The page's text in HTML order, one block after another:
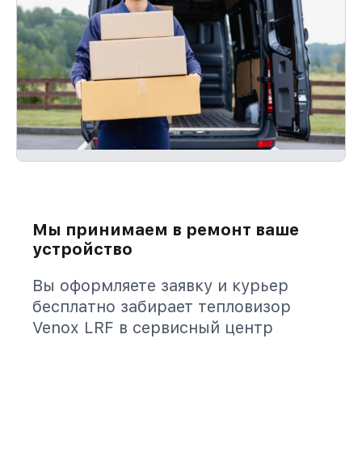
Мы принимаем в ремонт ваше
устройство
Вы оформляете заявку и курьер
бесплатно забирает тепловизор
Venox LRF в сервисный центр